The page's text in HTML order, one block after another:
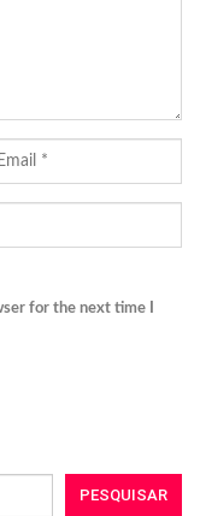
for the next time I
PESQUISAR